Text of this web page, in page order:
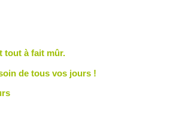
tout à fait mûr.
de tous vos jours !